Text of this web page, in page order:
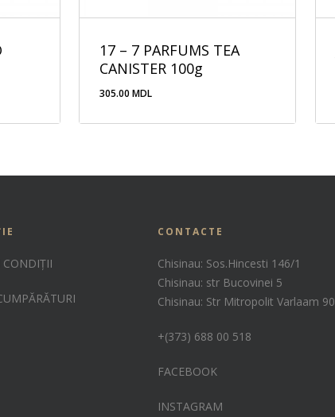
17 – 7 PARFUMS TEA
CANISTER 100g
305.00MDL
CONDIȚII
CONTACTE
Chisinau: Sos.Hincesti 146/1
Chisinau: str Bucovinei 5
Chisinau: Str Mitropolit Varlaam 90
+(373) 688 00 518
FACEBOOK
INSTAGRAM